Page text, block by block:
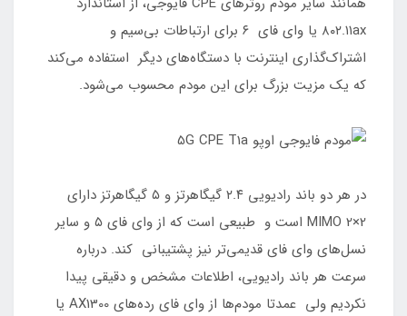
۸۰۲.۱۱ax یا وای فای ۶ برای ارتباطات بی‌سیم و
اشتراک‌گذاری اینترنت با دستگاه‌های دیگر استفاده می‌کند
که یک مزیت بزرگ برای این مودم محسوب می‌شود.
در هر دو باند رادیویی ۲.۴ گیگاهرتز و ۵ گیگاهرتز دارای
MIMO 2×2 است و طبیعی است که از وای فای ۵ و سایر
نسل‌های وای فای قدیمی‌تر نیز پشتیبانی کند. درباره
سرعت هر باند رادیویی، اطلاعات مشخص و دقیقی پیدا
نکردیم ولی عمدتا مودم‌ها از وای فای رده‌های AX1300 یا